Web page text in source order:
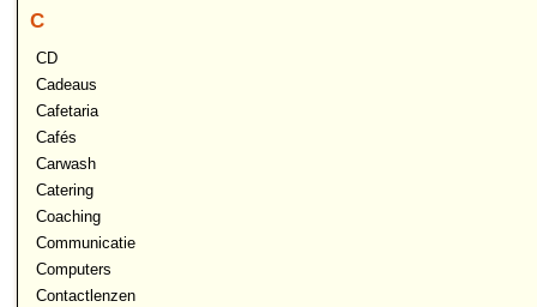
C
CD
Cadeaus
Cafetaria
Cafés
Carwash
Catering
Coaching
Communicatie
Computers
Contactlenzen